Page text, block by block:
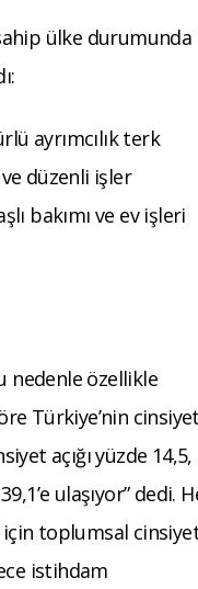
ülke durumunda
ayrımcılık terk
düzenli işler
bakımı ve ev işleri
nedenle özellikle
Türkiye’nin cinsiyet
açığı yüzde 14,5,
ulaşıyor” dedi.
toplumsal
istihdam